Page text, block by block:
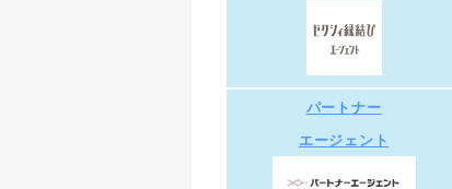
パートナー
エージェント